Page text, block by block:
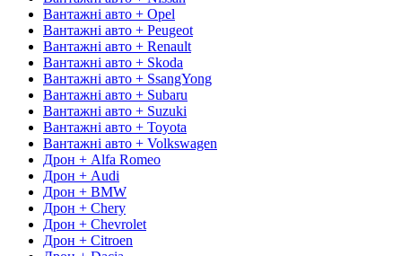
Вантажні авто + Opel
Вантажні авто + Peugeot
Вантажні авто + Renault
Вантажні авто + Skoda
Вантажні авто + SsangYong
Вантажні авто + Subaru
Вантажні авто + Suzuki
Вантажні авто + Toyota
Вантажні авто + Volkswagen
Дрон + Alfa Romeo
Дрон + Audi
Дрон + BMW
Дрон + Chery
Дрон + Chevrolet
Дрон + Citroen